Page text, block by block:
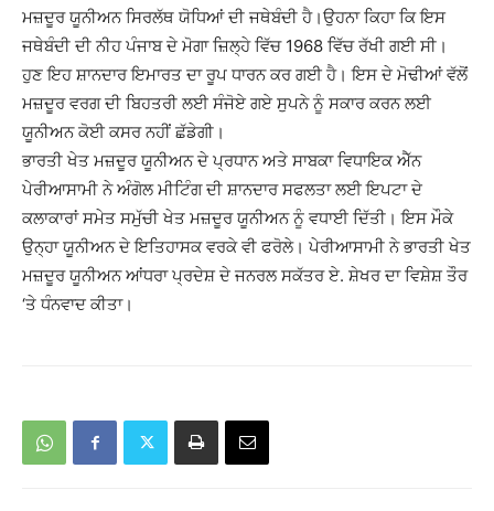
ਮਜ਼ਦੂਰ ਯੂਨੀਅਨ ਸਿਰਲੱਥ ਯੋਧਿਆਂ ਦੀ ਜਥੇਬੰਦੀ ਹੈ।ਉਹਨਾ ਕਿਹਾ ਕਿ ਇਸ
ਜਥੇਬੰਦੀ ਦੀ ਨੀਹ ਪੰਜਾਬ ਦੇ ਮੋਗਾ ਜ਼ਿਲ੍ਹੇ ਵਿੱਚ 1968 ਵਿੱਚ ਰੱਖੀ ਗਈ ਸੀ।
ਹੁਣ ਇਹ ਸ਼ਾਨਦਾਰ ਇਮਾਰਤ ਦਾ ਰੂਪ ਧਾਰਨ ਕਰ ਗਈ ਹੈ। ਇਸ ਦੇ ਮੋਢੀਆਂ ਵੱਲੋਂ
ਮਜ਼ਦੂਰ ਵਰਗ ਦੀ ਬਿਹਤਰੀ ਲਈ ਸੰਜੋਏ ਗਏ ਸੁਪਨੇ ਨੂੰ ਸਕਾਰ ਕਰਨ ਲਈ
ਯੂਨੀਅਨ ਕੋਈ ਕਸਰ ਨਹੀਂ ਛੱਡੇਗੀ।
ਭਾਰਤੀ ਖੇਤ ਮਜ਼ਦੂਰ ਯੂਨੀਅਨ ਦੇ ਪ੍ਰਧਾਨ ਅਤੇ ਸਾਬਕਾ ਵਿਧਾਇਕ ਐੱਨ
ਪੇਰੀਆਸਾਮੀ ਨੇ ਅੰਗੋਲ ਮੀਟਿੰਗ ਦੀ ਸ਼ਾਨਦਾਰ ਸਫਲਤਾ ਲਈ ਇਪਟਾ ਦੇ
ਕਲਾਕਾਰਾਂ ਸਮੇਤ ਸਮੁੱਚੀ ਖੇਤ ਮਜ਼ਦੂਰ ਯੂਨੀਅਨ ਨੂੰ ਵਧਾਈ ਦਿੱਤੀ। ਇਸ ਮੌਕੇ
ਉਨ੍ਹਾ ਯੂਨੀਅਨ ਦੇ ਇਤਿਹਾਸਕ ਵਰਕੇ ਵੀ ਫਰੋਲੇ। ਪੇਰੀਆਸਾਮੀ ਨੇ ਭਾਰਤੀ ਖੇਤ
ਮਜ਼ਦੂਰ ਯੂਨੀਅਨ ਆਂਧਰਾ ਪ੍ਰਦੇਸ਼ ਦੇ ਜਨਰਲ ਸਕੱਤਰ ਏ. ਸ਼ੇਖਰ ਦਾ ਵਿਸ਼ੇਸ਼ ਤੌਰ
‘ਤੇ ਧੰਨਵਾਦ ਕੀਤਾ।